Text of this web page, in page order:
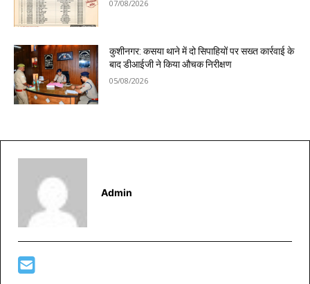
07/08/2026
कुशीनगर: कसया थाने में दो सिपाहियों पर सख्त कार्रवाई के
बाद डीआईजी ने किया औचक निरीक्षण
05/08/2026
Admin